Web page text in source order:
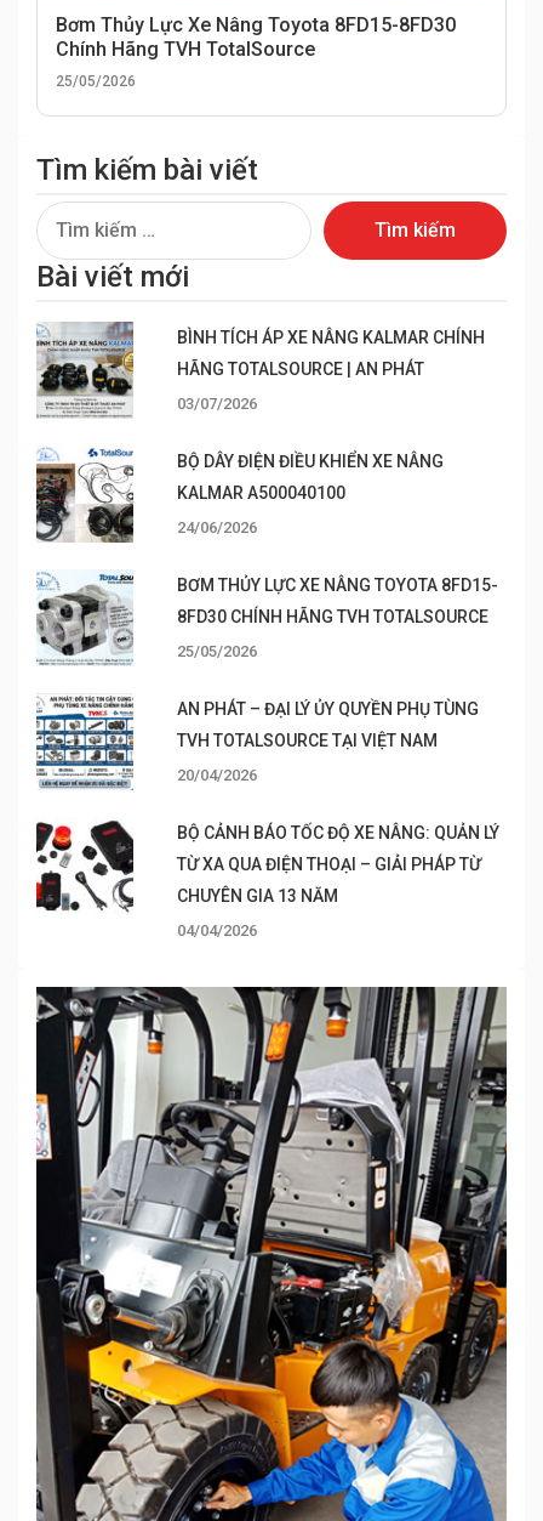
Bơm Thủy Lực Xe Nâng Toyota 8FD15-8FD30
Chính Hãng TVH TotalSource
25/05/2026
Tìm kiếm bài viết
Tìm
kiếm
cho:
Bài viết mới
BÌNH TÍCH ÁP XE NÂNG KALMAR CHÍNH
HÃNG TOTALSOURCE | AN PHÁT
03/07/2026
BỘ DÂY ĐIỆN ĐIỀU KHIỂN XE NÂNG
KALMAR A500040100
24/06/2026
BƠM THỦY LỰC XE NÂNG TOYOTA 8FD15-
8FD30 CHÍNH HÃNG TVH TOTALSOURCE
25/05/2026
AN PHÁT – ĐẠI LÝ ỦY QUYỀN PHỤ TÙNG
TVH TOTALSOURCE TẠI VIỆT NAM
20/04/2026
BỘ CẢNH BÁO TỐC ĐỘ XE NÂNG: QUẢN LÝ
TỪ XA QUA ĐIỆN THOẠI – GIẢI PHÁP TỪ
CHUYÊN GIA 13 NĂM
04/04/2026